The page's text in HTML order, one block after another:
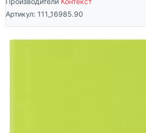
Артикул: 111_16985.90